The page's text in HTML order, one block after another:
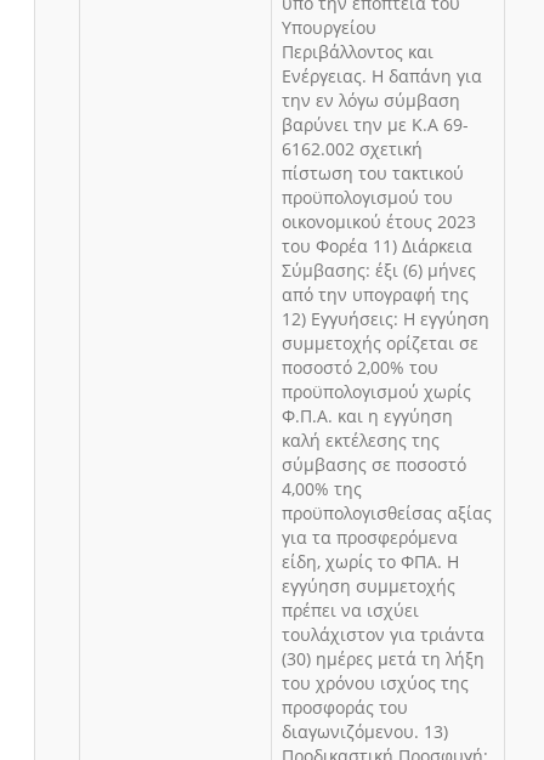
Υπουργείου
Περιβάλλοντος και
Ενέργειας. Η δαπάνη για
την εν λόγω σύμβαση
βαρύνει την με Κ.Α 69-
6162.002 σχετική
πίστωση του τακτικού
προϋπολογισμού του
οικονομικού έτους 2023
του Φορέα 11) Διάρκεια
Σύμβασης: έξι (6) μήνες
από την υπογραφή της
12) Εγγυήσεις: Η εγγύηση
συμμετοχής ορίζεται σε
ποσοστό 2,00% του
προϋπολογισμού χωρίς
Φ.Π.Α. και η εγγύηση
καλή εκτέλεσης της
σύμβασης σε ποσοστό
4,00% της
προϋπολογισθείσας αξίας
για τα προσφερόμενα
είδη, χωρίς το ΦΠΑ. Η
εγγύηση συμμετοχής
πρέπει να ισχύει
τουλάχιστον για τριάντα
(30) ημέρες μετά τη λήξη
του χρόνου ισχύος της
προσφοράς του
διαγωνιζόμενου. 13)